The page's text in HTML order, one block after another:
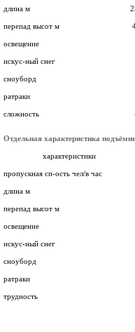
длина м
перепад высот м
освещение
искус-ный снег
сноуборд
ратраки
сложность
Отдельная характеристика
характеристики
пропускная сп-ость чел/в час
длина м
перепад высот м
освещение
искус-ный снег
сноуборд
ратраки
трудность